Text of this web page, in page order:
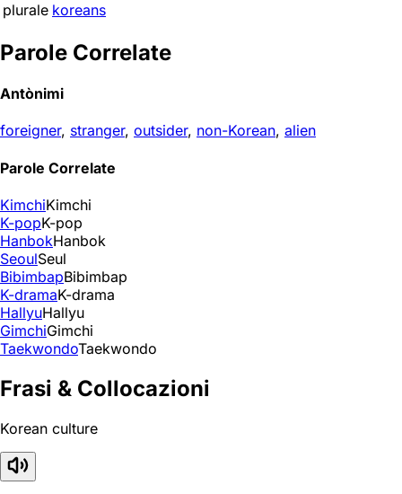
plurale koreans
Parole Correlate
Antònimi
foreigner, stranger, outsider, non-Korean, alien
Parole Correlate
KimchiKimchi
K-popK-pop
HanbokHanbok
SeoulSeul
BibimbapBibimbap
K-dramaK-drama
HallyuHallyu
GimchiGimchi
TaekwondoTaekwondo
Frasi & Collocazioni
Korean culture